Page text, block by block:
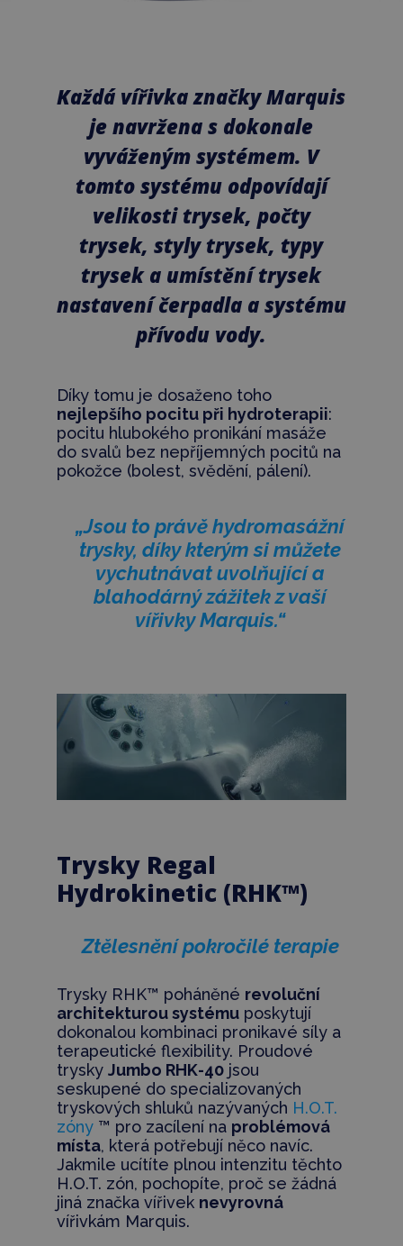
Každá vířivka značky Marquis
je navržena s dokonale
vyváženým systémem. V
tomto systému odpovídají
velikosti trysek, počty
trysek, styly trysek, typy
trysek a umístění trysek
nastavení čerpadla a systému
přívodu vody.
Díky tomu je dosaženo toho
nejlepšího pocitu při hydroterapii:
pocitu hlubokého pronikání masáže
do svalů bez nepříjemných pocitů na
pokožce (bolest, svědění, pálení).
„Jsou to právě hydromasážní
trysky, díky kterým si můžete
vychutnávat uvolňující a
blahodárný zážitek z vaší
vířivky Marquis.“
Trysky Regal
Hydrokinetic (RHK™)
Ztělesnění pokročilé terapie
Trysky RHK™ poháněné revoluční
architekturou systémuposkytují
dokonalou kombinaci pronikavé síly a
terapeutické flexibility. Proudové
trysky Jumbo RHK-40jsou
seskupené do specializovaných
tryskových shluků nazývaných H.O.T.
zóny™ pro zacílení na problémová
místa, která potřebují něco navíc.
Jakmile ucítíte plnou intenzitu těchto
H.O.T. zón, pochopíte, proč se žádná
jiná značka vířivek nevyrovná
vířivkám Marquis.